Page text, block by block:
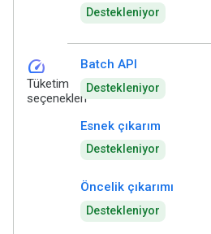
Destekleniyor
speed
Tüketim
seçenekleri
Batch API
Destekleniyor
Esnek çıkarım
Destekleniyor
Öncelik çıkarımı
Destekleniyor